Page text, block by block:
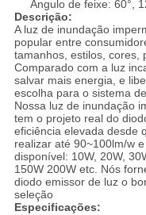
Ângulo de feixe: 60°,
Descrição:
A luz de inundação
popular entre
tamanhos, estilos, cores,
Comparado com a luz
salvar mais energia, e
escolha para o sistema
Nossa luz de inundação
tem o projeto real do
eficiência elevada desde
realizar até 90~100lm/w
disponível: 10W, 20W,
150W 200W etc. Nós
diodo emissor de luz o
seleção
Especificações: